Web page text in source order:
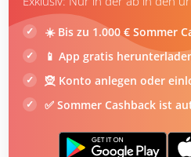
DEIN SOMMER
☀️ Bis zu 1.000 € Sommer